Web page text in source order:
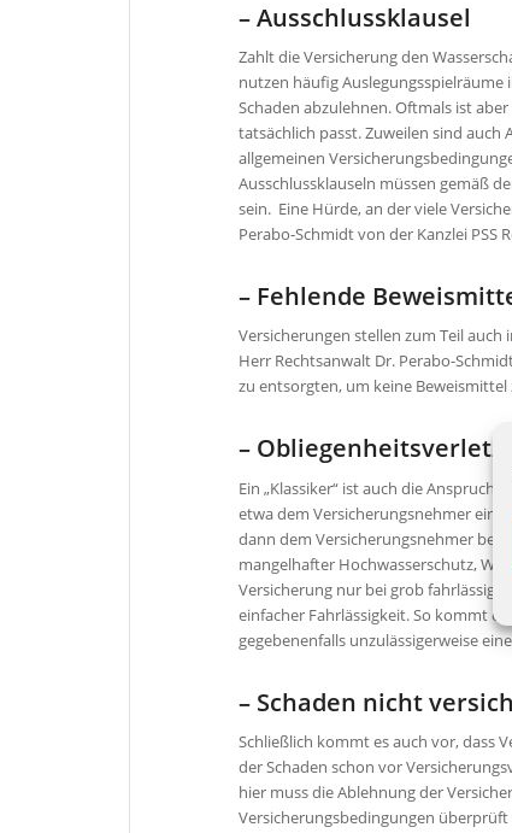
– Ausschlussklausel
Zahlt die Versicherung den
nutzen häufig
Schaden abzulehnen. Oftmals ist
tatsächlich passt. Zuweilen sind auch
allgemeinen
Ausschlussklauseln müssen gemäß
sein. Eine Hürde, an der viele
Perabo-Schmidt von der Kanzlei PSS
– Fehlende
Versicherungen stellen zum Teil
Herr Rechtsanwalt Dr. Perabo-
zu entsorgten, um keine
–
Ein „Klassiker“ ist auch die
etwa dem Versicherungsnehmer
dann dem Versicherungsnehmer
mangelhafter Hochwasserschutz,
Versicherung nur bei grob
einfacher Fahrlässigkeit. So kommt
gegebenenfalls unzulässigerweise
– Schaden nicht
Schließlich kommt es auch vor, dass
der Schaden schon vor
hier muss die Ablehnung der
Versicherungsbedingungen überprüft